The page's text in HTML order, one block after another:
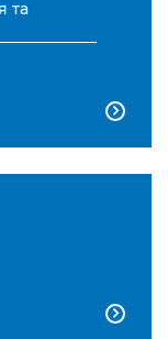
та

